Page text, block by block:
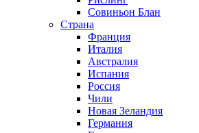
Совиньон Блан
Страна
Франция
Италия
Австралия
Испания
Россия
Чили
Новая Зеландия
Германия